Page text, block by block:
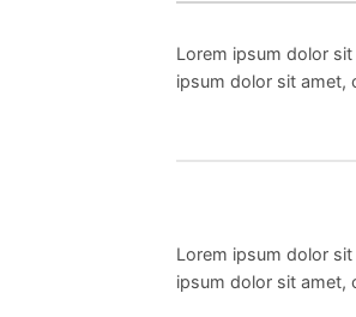
Lorem ipsum dolor
ipsum dolor sit amet,
Lorem ipsum dolor
ipsum dolor sit amet,